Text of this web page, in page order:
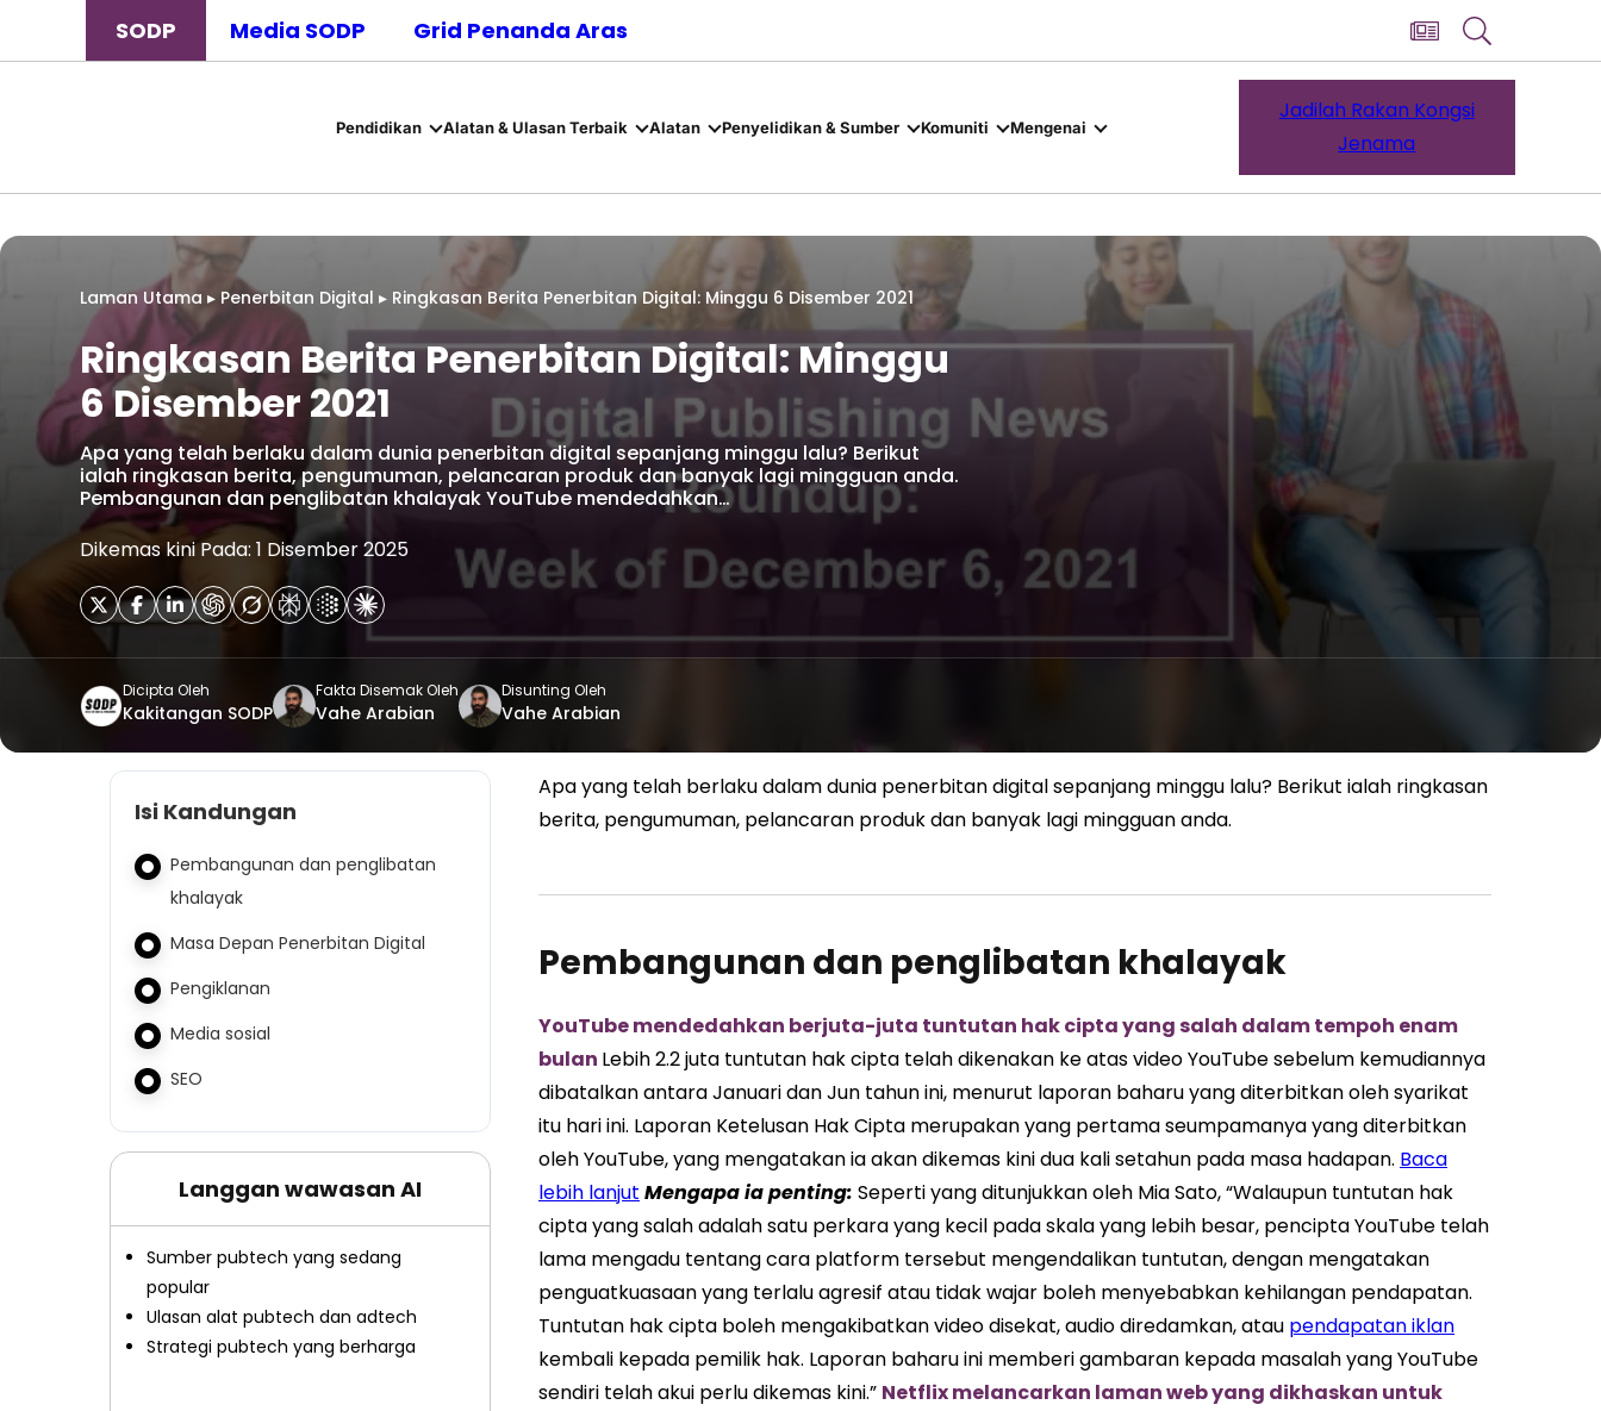
SODP Media SODP Grid Penanda Aras
Pendidikan Alatan & Ulasan Terbaik Alatan Penyelidikan & Sumber Komuniti Mengenai
Jadilah Rakan Kongsi
Jenama
Laman Utama ▸ Penerbitan Digital ▸ Ringkasan Berita Penerbitan Digital: Minggu 6 Disember 2021
Ringkasan Berita Penerbitan Digital: Minggu
6 Disember 2021
Apa yang telah berlaku dalam dunia penerbitan digital sepanjang minggu lalu? Berikut
ialah ringkasan berita, pengumuman, pelancaran produk dan banyak lagi mingguan anda.
Pembangunan dan penglibatan khalayak YouTube mendedahkan…
Dikemas kini Pada: 1 Disember 2025
Dicipta Oleh
Kakitangan SODP
Fakta Disemak Oleh
Vahe Arabian
Disunting Oleh
Vahe Arabian
Isi Kandungan
Pembangunan dan penglibatan
khalayak
Masa Depan Penerbitan Digital
Pengiklanan
Media sosial
SEO
Langgan wawasan AI
Sumber pubtech yang sedang
popular
Ulasan alat pubtech dan adtech
Strategi pubtech yang berharga
Apa yang telah berlaku dalam dunia penerbitan digital sepanjang minggu lalu? Berikut ialah ringkasan
berita, pengumuman, pelancaran produk dan banyak lagi mingguan anda.
Pembangunan dan penglibatan khalayak
YouTube mendedahkan berjuta-juta tuntutan hak cipta yang salah dalam tempoh enam
bulan Lebih 2.2 juta tuntutan hak cipta telah dikenakan ke atas video YouTube sebelum kemudiannya
dibatalkan antara Januari dan Jun tahun ini, menurut laporan baharu yang diterbitkan oleh syarikat
itu hari ini. Laporan Ketelusan Hak Cipta merupakan yang pertama seumpamanya yang diterbitkan
oleh YouTube, yang mengatakan ia akan dikemas kini dua kali setahun pada masa hadapan. Baca
lebih lanjut Mengapa ia penting: Seperti yang ditunjukkan oleh Mia Sato, “Walaupun tuntutan hak
cipta yang salah adalah satu perkara yang kecil pada skala yang lebih besar, pencipta YouTube telah
lama mengadu tentang cara platform tersebut mengendalikan tuntutan, dengan mengatakan
penguatkuasaan yang terlalu agresif atau tidak wajar boleh menyebabkan kehilangan pendapatan.
Tuntutan hak cipta boleh mengakibatkan video disekat, audio diredamkan, atau pendapatan iklan
kembali kepada pemilik hak. Laporan baharu ini memberi gambaran kepada masalah yang YouTube
sendiri telah akui perlu dikemas kini.” Netflix melancarkan laman web yang dikhaskan untuk